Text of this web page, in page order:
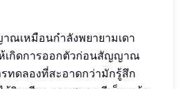
ณเหมือนกำลังพยายามเดา
ห้เกิดการออกตัวก่อนสัญญาณ
ทดลองที่สะอาดกว่ามักรู้สึก